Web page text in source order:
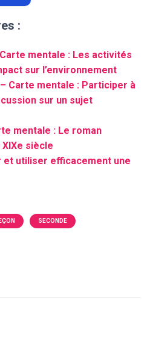
:
mentale : Les activités
sur l’environnement
Carte mentale : Participer à
sur un sujet
mentale : Le roman
siècle
et utiliser efficacement une
SECONDE